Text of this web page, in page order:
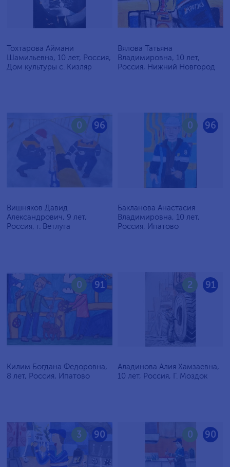
Тохтарова Аймани
Шамильевна, 10 лет, Россия,
Дом культуры с. Кизляр
Вялова Татьяна
Владимировна, 10 лет,
Россия, Нижний Новгород
96
0
Вишняков Давид
Александрович, 9 лет,
Россия, г. Ветлуга
96
0
Бакланова Анастасия
Владимировна, 10 лет,
Россия, Ипатово
91
0
Килим Богдана Федоровна,
8 лет, Россия, Ипатово
91
2
Аладинова Алия Хамзаевна,
10 лет, Россия, Г. Моздок
90
3 90
0